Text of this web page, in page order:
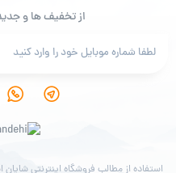
از تخفیف ها و
استفاده از مطالب فروشگاه اینترنتی